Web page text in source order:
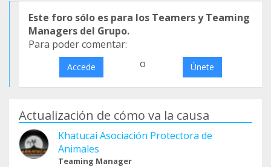
Este foro sólo es para los Teamers y Teaming
Managers del Grupo.
Para poder comentar:
Accede o Únete
Actualización de cómo va la causa
Khatucai Asociación Protectora de
Animales
Teaming Manager